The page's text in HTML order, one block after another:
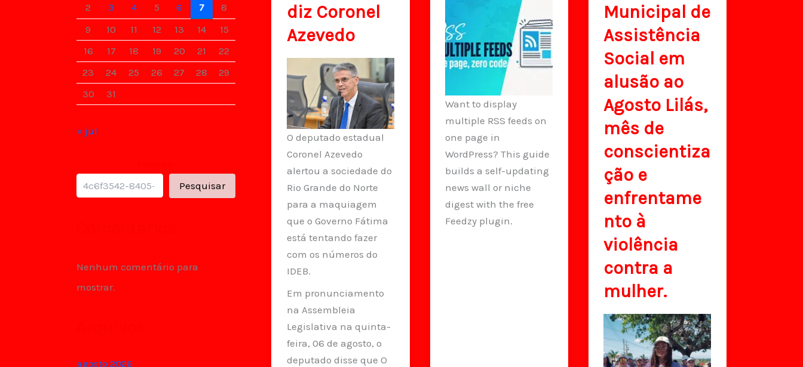
2
3 4 5 6 7
8
9
10 11 12 13 14
15
16
17 18 19 20 21
22
23
24 25 26 27 28
29
30
31
« jul
Pesquisar
Nenhum comentário para
mostrar.
agosto 2026
diz Coronel
Azevedo
O deputado estadual
Coronel Azevedo
alertou a sociedade do
Rio Grande do Norte
para a maquiagem
que o Governo Fátima
está tentando fazer
com os números do
IDEB.
Em pronunciamento
na Assembleia
Legislativa na quinta-
feira, 06 de agosto, o
deputado disse que O
Want to display
multiple RSS feeds on
one page in
WordPress? This guide
builds a self-updating
news wall or niche
digest with the free
Feedzy plugin.
Municipal de
Assistência
Social em
alusão ao
Agosto Lilás,
mês de
conscientiza
ção e
enfrentame
nto à
violência
contra a
mulher.